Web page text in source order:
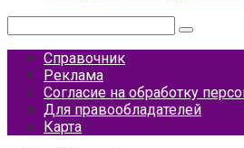
Справочник
Реклама
Согласие на обработку
Для правообладателей
Карта